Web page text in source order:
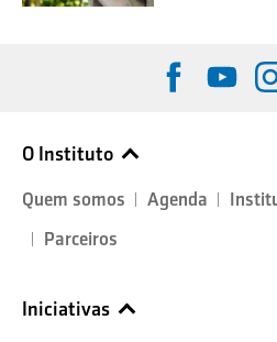
O Instituto
Quem somos Agenda
Parceiros
Iniciativas